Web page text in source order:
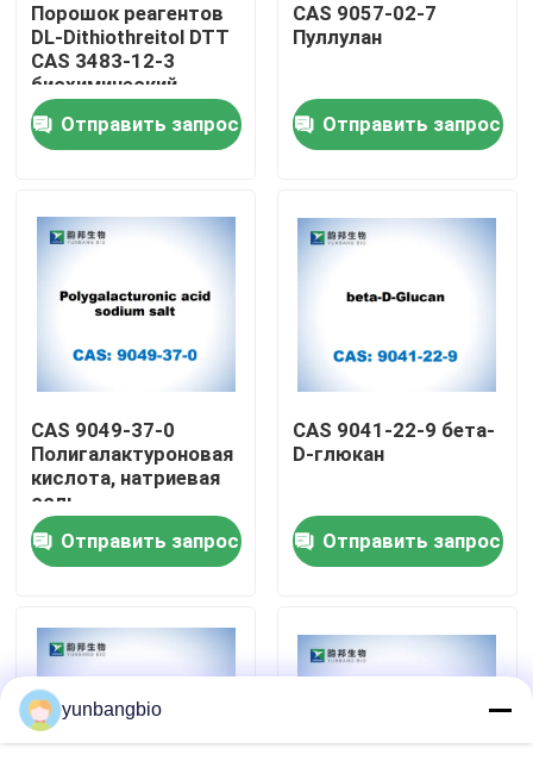
Дом
Продукты
О нас
Путешествие фабрики
Свяжитесь мы
Новости
биологические буфера
Порошок реагентов
DL-Dithiothreitol DTT
CAS 3483-12-3
биохимический
Отправить запрос
CAS 9057-02-7
Пуллулан
Отправить запрос
CAS 9049-37-0
Полигалактуроновая
кислота, натриевая
соль
Отправить запрос
CAS 9041-22-9 бета-
D-глюкан
Отправить запрос
yunbangbio